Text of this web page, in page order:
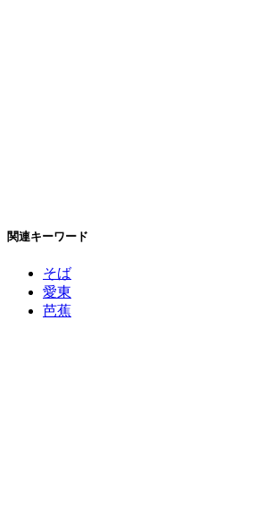
関連キーワード
そば
愛東
芭蕉